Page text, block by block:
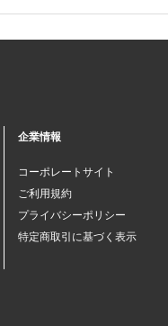
企業情報
コーポレートサイト
ご利用規約
プライバシーポリシー
特定商取引に基づく表示